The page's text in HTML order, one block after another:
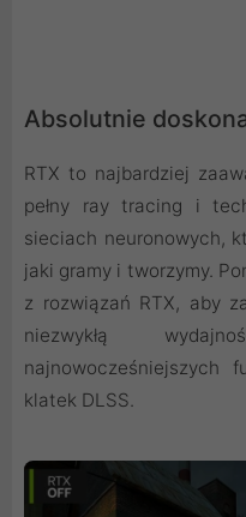
Absolutnie
RTX to najbardziej
pełny ray tracing i
sieciach neuronowych,
jaki gramy i tworzymy.
z rozwiązań RTX, aby
niezwykłą
najnowocześniejszych
klatek DLSS.